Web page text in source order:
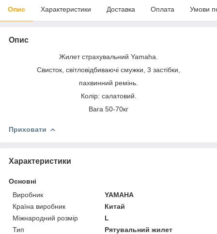
Опис Характеристики Доставка Оплата Умови
Опис
Жилет страхувальний Yamaha.
Свисток, світловідбиваючі смужки, 3 застібки,
пахвинний ремінь.
Колір: салатовий.
Вага 50-70кг
Приховати
Характеристики
Основні
Виробник
YAMAHA
Країна виробник
Китай
Міжнародний розмір
L
Тип
Рятувальний жилет